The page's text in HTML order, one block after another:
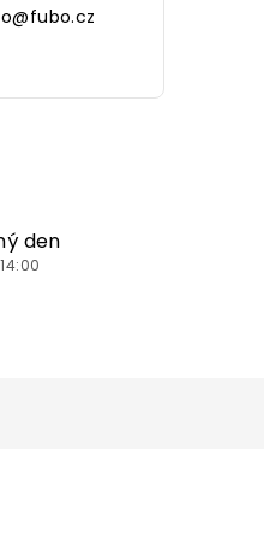
den